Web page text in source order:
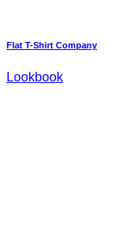
Flat T-Shirt Company
Lookbook